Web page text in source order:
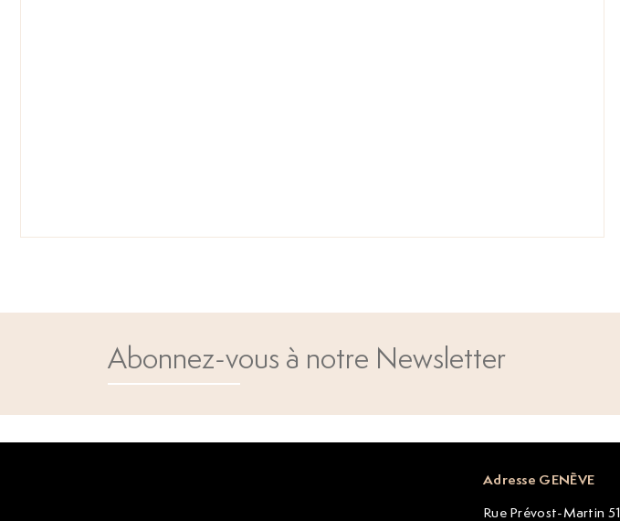
Abonnez-vous à notre Newsletter
Adresse GENÈVE
Rue Prévost-Martin 51